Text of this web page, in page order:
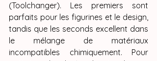
(Toolchanger). Les premiers sont
parfaits pour les figurines et le design,
tandis que les seconds excellent dans
le mélange de matériaux
incompatibles chimiquement. Pour